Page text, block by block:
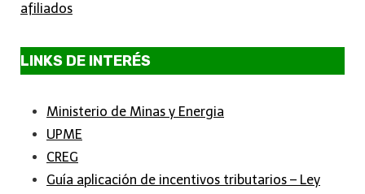
afiliados
LINKS DE INTERÉS
Ministerio de Minas y Energia
UPME
CREG
Guía aplicación de incentivos tributarios – Ley